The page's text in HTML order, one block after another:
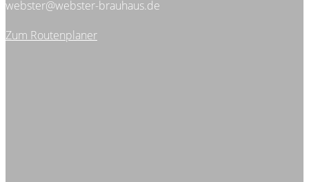
webster@webster-brauhaus.de
Zum Routenplaner